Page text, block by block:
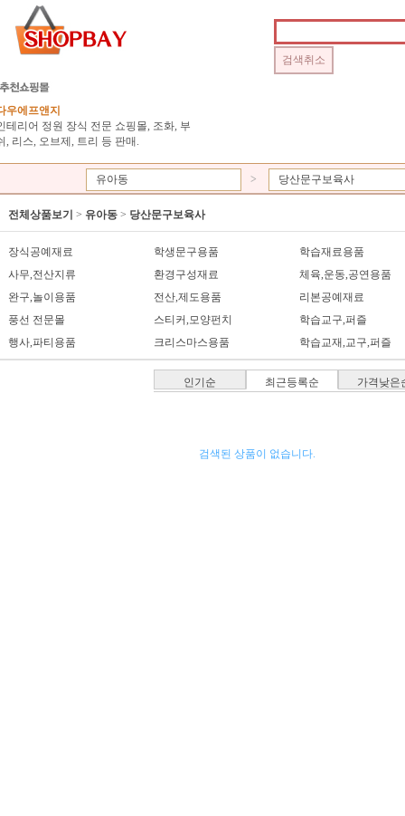
우에프앤지
테리어 정원 장식 전문 쇼핑몰, 조화, 부
, 리스, 오브제, 트리 등 판매.
유아동 > 당산문구보육사
전체상품보기 > 유아동 > 당산문구보육사
장식공예재료 학생문구용품
학습재료용품
사무,전산지류
환경구성재료
체육,운동,공연용품
완구,놀이용품
전산,제도용품
리본공예재료
풍선 전문몰
스티커,모양펀치
학습교구,퍼즐
행사,파티용품
크리스마스용품 학습교재,교구,퍼즐
인기순 최근등록순 가격낮은
검색된 상품이 없습니다.